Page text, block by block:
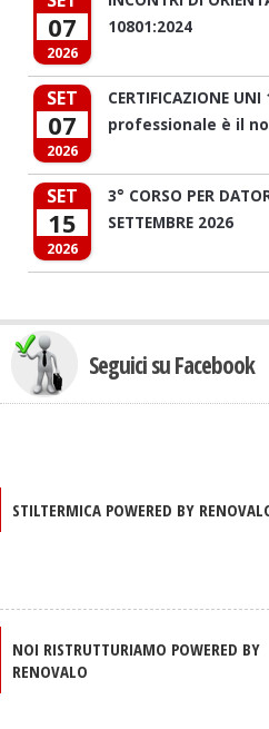
07
2026
10801:2024
SET
07
2026
CERTIFICAZIONE
professionale è il
SET
15
2026
3° CORSO PER
SETTEMBRE 2026
Seguici su Facebook
STILTERMICA POWERED BY
NOI RISTRUTTURIAMO POWERED BY
RENOVALO